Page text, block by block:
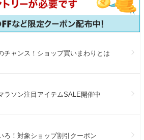
チャンス！ショップ買いまわりとは
ラソン注目アイテムSALE開催中
ろ！対象ショップ割引クーポン